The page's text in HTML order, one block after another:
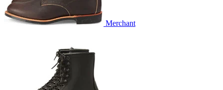
Merchant